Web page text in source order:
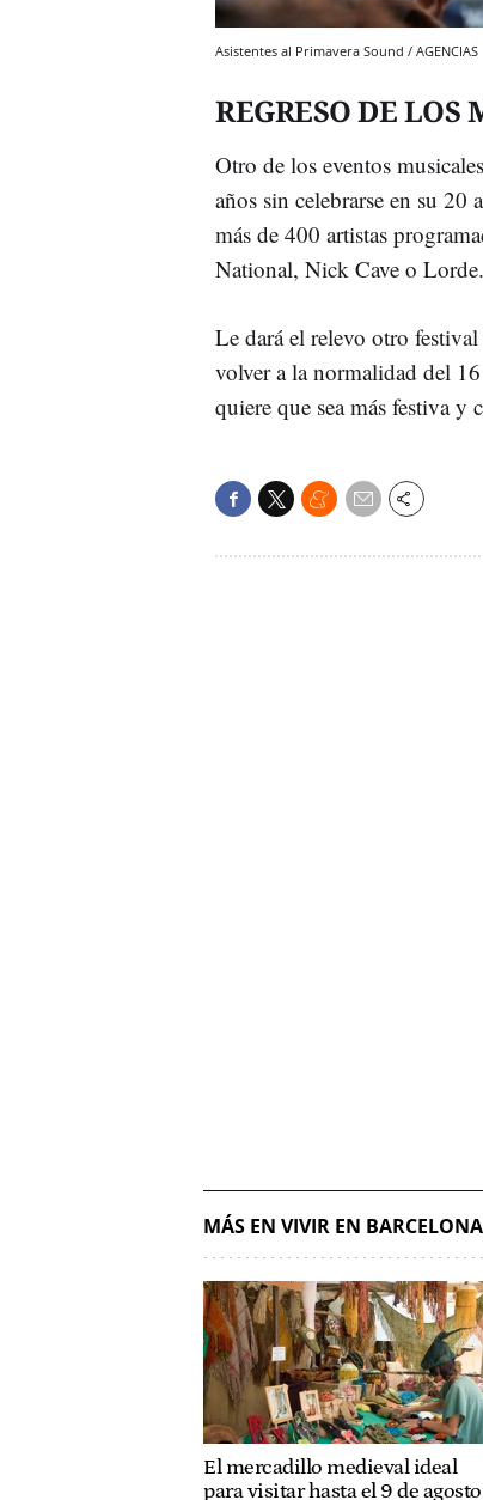
Asistentes al Primavera Sound / AGENCIAS
REGRESO DE LOS
Otro de los eventos
años sin celebrarse en su
más de 400 artistas
National, Nick Cave o Lorde.
Le dará el relevo otro
volver a la normalidad del
quiere que sea más festiva y
MÁS EN VIVIR EN BARCELONA
El mercadillo medieval ideal
para visitar hasta el 9 de